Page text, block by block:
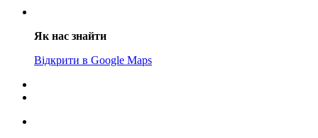
Як нас знайти
Відкрити в Google Maps